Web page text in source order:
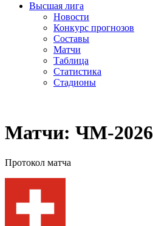
Высшая лига
Новости
Конкурс прогнозов
Составы
Матчи
Таблица
Статистика
Стадионы
Матчи: ЧМ-2026
Протокол матча